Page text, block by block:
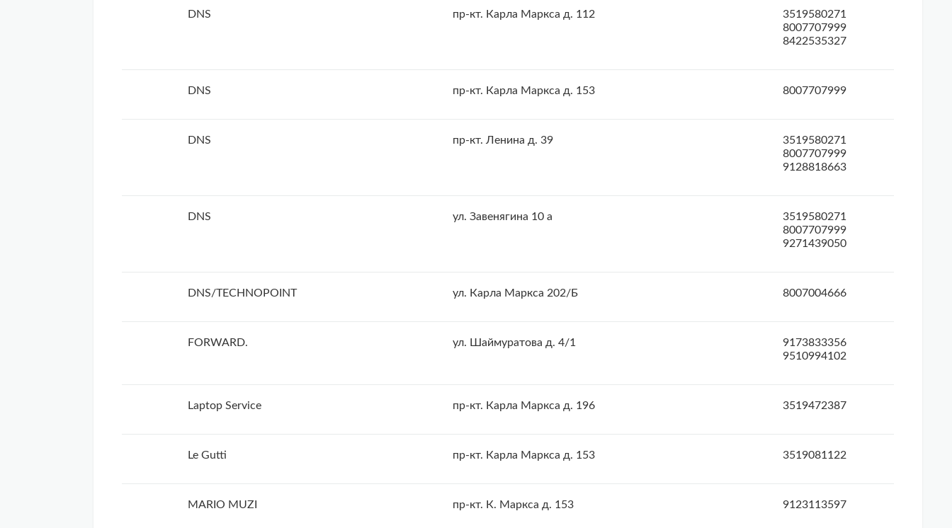
DNS пр-кт. Карла Маркса д. 112
3519580271
8007707999
8422535327
DNS пр-кт. Карла Маркса д. 153 8007707999
DNS пр-кт. Ленина д. 39
3519580271
8007707999
9128818663
DNS ул. Завенягина 10 а
3519580271
8007707999
9271439050
DNS/TECHNOPOINT ул. Карла Маркса 202/Б 8007004666
FORWARD. ул. Шаймуратова д. 4/1
9173833356
9510994102
Laptop Service пр-кт. Карла Маркса д. 196 3519472387
Le Gutti пр-кт. Карла Маркса д. 153 3519081122
MARIO MUZI пр-кт. К. Маркса д. 153 9123113597